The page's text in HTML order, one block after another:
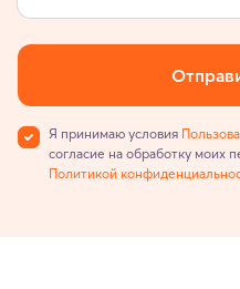
Я принимаю условия
согласие на обработку моих
Политикой